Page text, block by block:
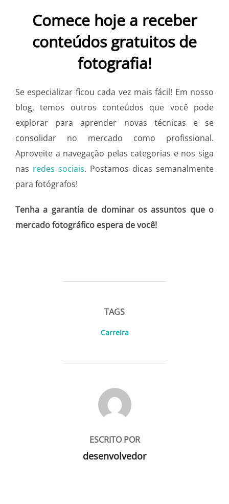
Comece hoje a receber
conteúdos gratuitos de
fotografia!
Se especializar ficou cada vez mais fácil! Em nosso
blog, temos outros conteúdos que você pode
explorar para aprender novas técnicas e se
consolidar no mercado como profissional.
Aproveite a navegação pelas categorias e nos siga
nas redes sociais. Postamos dicas semanalmente
para fotógrafos!
Tenha a garantia de dominar os assuntos que o
mercado fotográfico espera de você!
TAGS
Carreira
AUTOR DO POST
ESCRITO POR
desenvolvedor